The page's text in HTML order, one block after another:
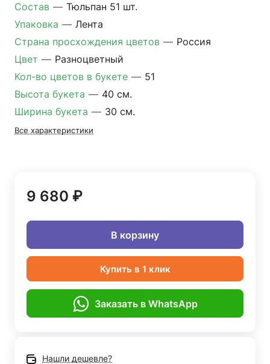
Состав — Тюльпан 51 шт.
Упаковка — Лента
Страна просхождения цветов — Россия
Цвет — Разноцветный
Кол-во цветов в букете — 51
Высота букета — 40 см.
Ширина букета — 30 см.
Все характеристики
9 680 ₽
В корзину
Купить в 1 клик
Заказать в WhatsApp
Нашли дешевле?